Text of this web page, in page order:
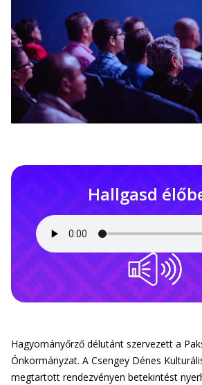
Hallgasd
Hagyományőrző délutánt szervezett a
Önkormányzat. A Csengey Dénes
megtartott rendezvényen betekintést